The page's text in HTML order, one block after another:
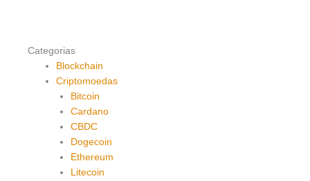
Categorias
Blockchain
Criptomoedas
Bitcoin
Cardano
CBDC
Dogecoin
Ethereum
Litecoin